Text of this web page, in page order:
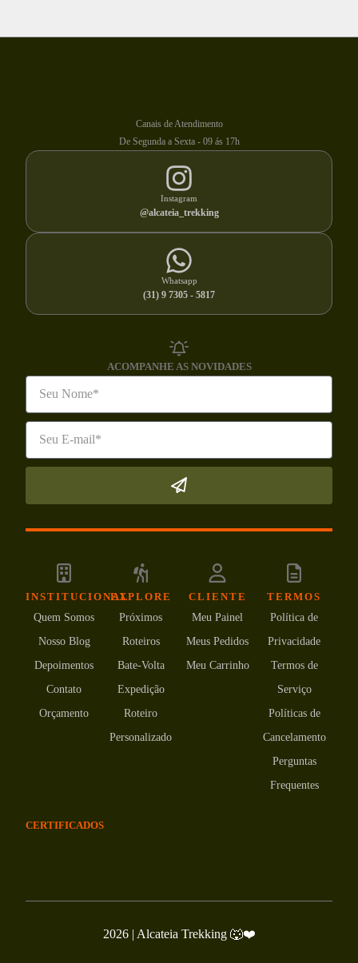
Canais de Atendimento
De Segunda a Sexta - 09 ás 17h
Instagram
@alcateia_trekking
Whatsapp
(31) 9 7305 - 5817
ACOMPANHE AS NOVIDADES
INSTITUCIONAL
Quem Somos
Nosso Blog
Depoimentos
Contato
Orçamento
EXPLORE
Próximos
Roteiros
Bate-Volta
Expedição
Roteiro
Personalizado
CLIENTE
Meu Painel
Meus Pedidos
Meu Carrinho
TERMOS
Política de
Privacidade
Termos de
Serviço
Políticas de
Cancelamento
Perguntas
Frequentes
CERTIFICADOS
2026| Alcateia Trekking 🐺❤️